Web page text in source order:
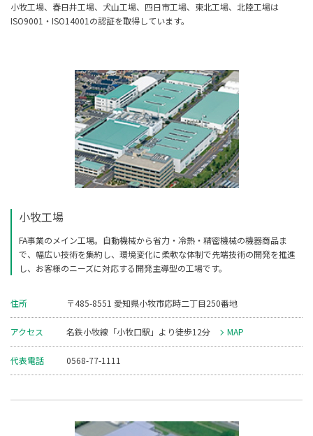
小牧工場、春日井工場、犬山工場、四日市工場、東北工場、北陸工場は
ISO9001・ISO14001の認証を取得しています。
小牧工場
FA事業のメイン工場。自動機械から省力・冷熱・精密機械の機器商品ま
で、幅広い技術を集約し、 環境変化に柔軟な体制で先端技術の開発を推進
し、お客様のニーズに対応する開発主導型の工場です。
住所 〒485-8551 愛知県小牧市応時二丁目250番地
アクセス 名鉄小牧線「小牧口駅」より徒歩12分 MAP
代表電話 0568-77-1111